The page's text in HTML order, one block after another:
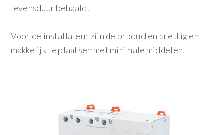
levensduur behaald.
Voor de installateur zijn de producten prettig en
makkelijk te plaatsen met minimale middelen.